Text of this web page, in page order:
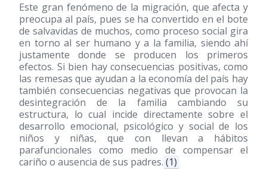
Este gran fenómeno de la migración, que afecta y
preocupa al país, pues se ha convertido en el bote
de salvavidas de muchos, como proceso social gira
en torno al ser humano y a la familia, siendo ahí
justamente donde se producen los primeros
efectos. Si bien hay consecuencias positivas, como
las remesas que ayudan a la economía del país hay
también consecuencias negativas que provocan la
desintegración de la familia cambiando su
estructura, lo cual incide directamente sobre el
desarrollo emocional, psicológico y social de los
niños y niñas, que con llevan a hábitos
parafuncionales como medio de compensar el
cariño o ausencia de sus padres. (1)